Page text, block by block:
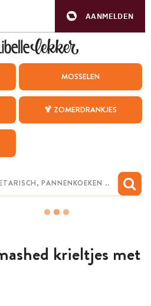
AANMELDEN
MOSSELEN
🍹 ZOMERDRANKJES
krieltjes met